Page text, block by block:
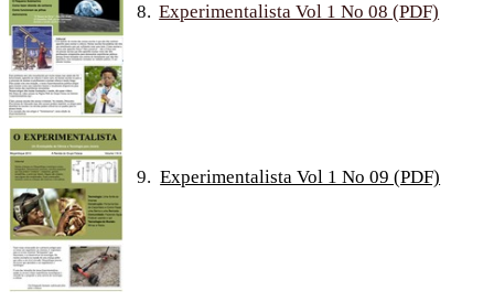
8. Experimentalista Vol 1 No 08 (PDF)
9. Experimentalista Vol 1 No 09 (PDF)